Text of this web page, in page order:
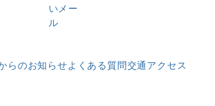
いメー
ル
らのお知らせよくある質問交通アクセス